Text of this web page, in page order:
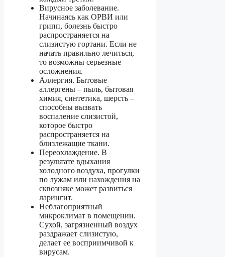
Вирусное заболевание.
Начинаясь как ОРВИ или
грипп, болезнь быстро
распространяется на
слизистую гортани. Если не
начать правильно лечиться,
то возможны серьезные
осложнения.
Аллергия. Бытовые
аллергены – пыль, бытовая
химия, синтетика, шерсть –
способны вызвать
воспаление слизистой,
которое быстро
распространяется на
близлежащие ткани.
Переохлаждение. В
результате вдыхания
холодного воздуха, прогулки
по лужам или нахождения на
сквозняке может развиться
ларингит.
Неблагоприятный
микроклимат в помещении.
Сухой, загрязненный воздух
раздражает слизистую,
делает ее восприимчивой к
вирусам.